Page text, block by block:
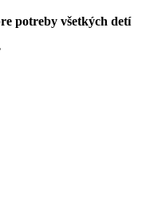
potreby všetkých detí